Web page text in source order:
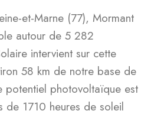
et-Marne (77), Mormant
autour de 5 282
intervient sur cette
58 km de notre base de
potentiel photovoltaïque est
de 1710 heures de soleil